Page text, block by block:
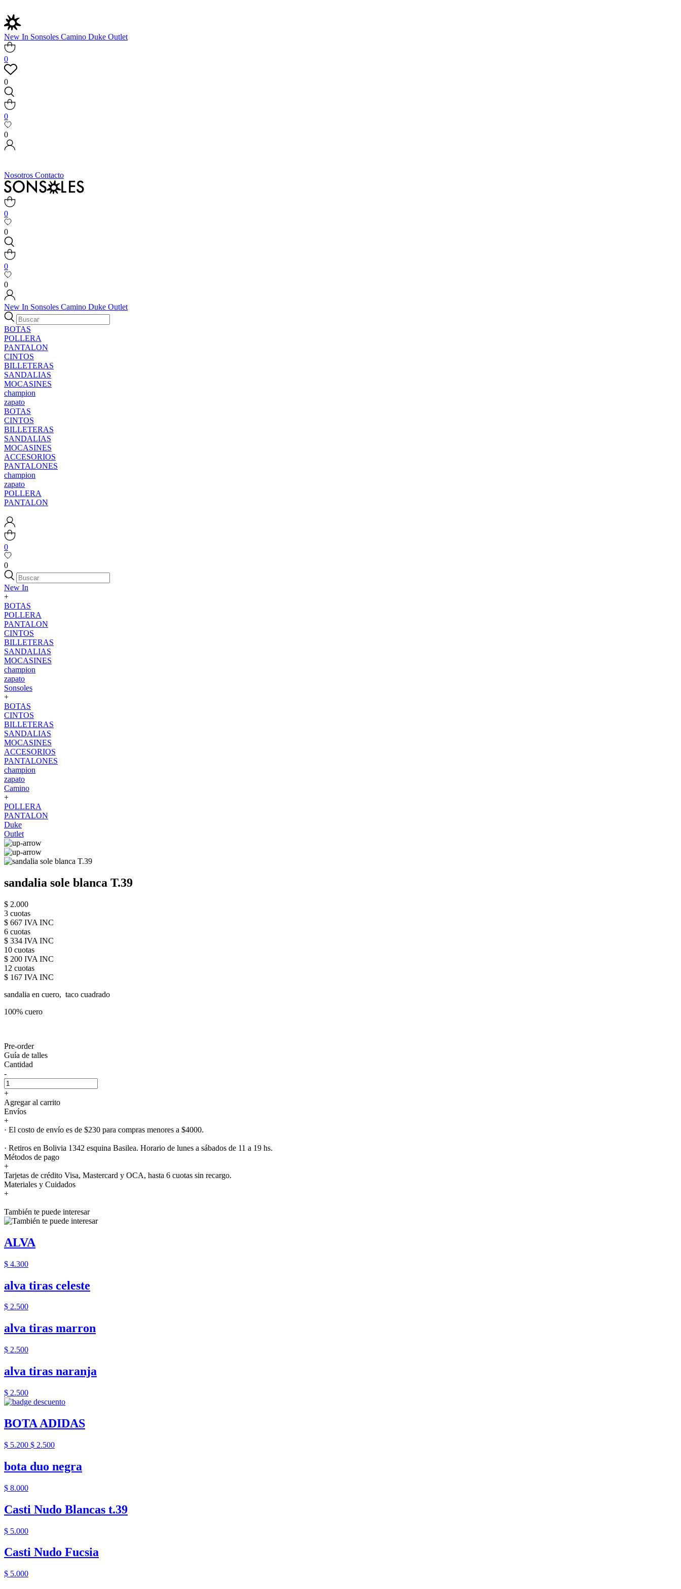
New In Sonsoles Camino Duke Outlet
0
0
0
0
Nosotros Contacto
0
0
0
0
New In Sonsoles Camino Duke Outlet
BOTAS
POLLERA
PANTALON
CINTOS
BILLETERAS
SANDALIAS
MOCASINES
champion
zapato
BOTAS
CINTOS
BILLETERAS
SANDALIAS
MOCASINES
ACCESORIOS
PANTALONES
champion
zapato
POLLERA
PANTALON
0
0
New In
+
BOTAS
POLLERA
PANTALON
CINTOS
BILLETERAS
SANDALIAS
MOCASINES
champion
zapato
Sonsoles
+
BOTAS
CINTOS
BILLETERAS
SANDALIAS
MOCASINES
ACCESORIOS
PANTALONES
champion
zapato
Camino
+
POLLERA
PANTALON
Duke
Outlet
sandalia sole blanca T.39
$ 2.000
3 cuotas
$ 667 IVA INC
6 cuotas
$ 334 IVA INC
10 cuotas
$ 200 IVA INC
12 cuotas
$ 167 IVA INC
sandalia en cuero, taco cuadrado
100% cuero
Pre-order
Guía de talles
Cantidad
-
+
Agregar al carrito
Envíos
+
· El costo de envío es de $230 para compras menores a $4000.
· Retiros en Bolivia 1342 esquina Basilea. Horario de lunes a sábados de 11 a 19 hs.
Métodos de pago
+
Tarjetas de crédito Visa, Mastercard y OCA, hasta 6 cuotas sin recargo.
Materiales y Cuidados
+
También te puede interesar
ALVA
$ 4.300
alva tiras celeste
$ 2.500
alva tiras marron
$ 2.500
alva tiras naranja
$ 2.500
BOTA ADIDAS
$ 5.200 $ 2.500
bota duo negra
$ 8.000
Casti Nudo Blancas t.39
$ 5.000
Casti Nudo Fucsia
$ 5.000